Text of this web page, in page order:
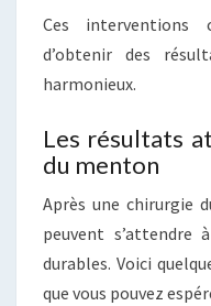
Ces interventions
d’obtenir des
harmonieux.
Les résultats
du menton
Après une chirurgie
peuvent
durables. Voici
que vous pouvez